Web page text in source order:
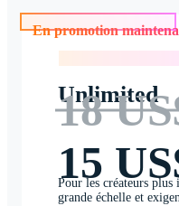
En promotion maintenant !
Unlimited
18
15
Pour les créateurs
grande échelle et